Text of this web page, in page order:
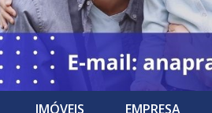
IMÓVEIS EMPRESA